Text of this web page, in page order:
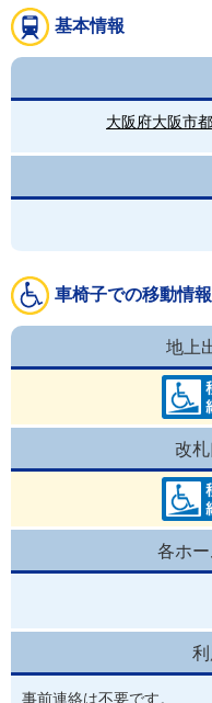
基本情報
大阪府大阪市
車椅子での移動情報
地上
改
各ホー
事前連絡は不要です。